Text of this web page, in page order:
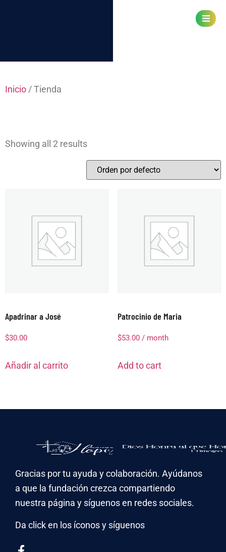
Inicio / Tienda
Showing all 2 results
Apadrinar a José
$30.00
Añadir al carrito
Patrocinio de Maria
$53.00 / month
Add to cart
Gracias por tu ayuda y colaboración. Ayúdanos
a que la fundación crezca compartiendo
nuestra página y síguenos en redes sociales.
Da click en los íconos y síguenos